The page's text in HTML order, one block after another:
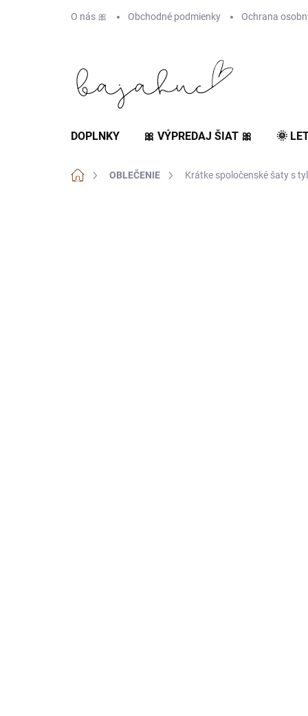
O nás 🎀 Obchodné podmienky Ochrana
DOPLNKY 🎀 VÝPREDAJ ŠIAT 🎀 🌞
DomovOBLEČENIE Krátke spoločenské šaty s